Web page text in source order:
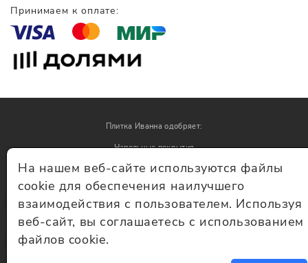
Принимаем к оплате:
© Плитка Иванна 2026 - плитка и керамогранит
Плитка Иванна одобряет:
Напольные покрытия
Обои
На нашем веб-сайте используются файлы
cookie для обеспечения наилучшего
взаимодействия с пользователем. Используя
веб-сайт, вы соглашаетесь с использованием
файлов cookie.